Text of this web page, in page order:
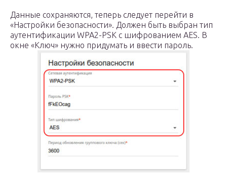
Данные сохраняются, теперь следует перейти в
«Настройки безопасности». Должен быть выбран тип
аутентификации WPA2-PSK с шифрованием AES. В
окне «Ключ» нужно придумать и ввести пароль.